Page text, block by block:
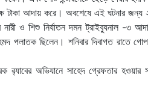
টাকা আদায় করে। অবশেষে এই ঘটনার জন্য
নারী ও শিশু নির্যাতন দমন ট্রাইব্যুনাল -
পলাতক ছিলেন। শনিবার দিবাগত রাতে
র‌্যাবের অভিযানে সাহেদ গ্রেফতার